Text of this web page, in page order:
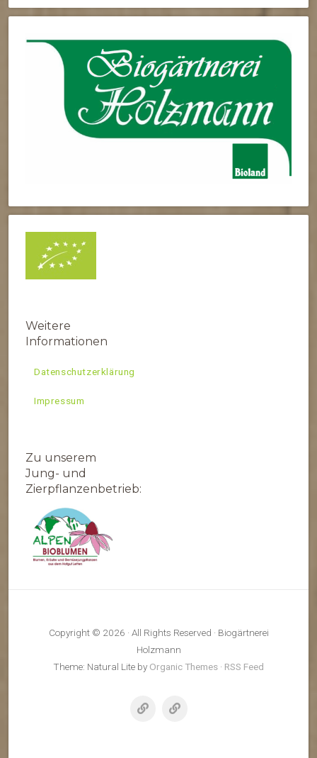
Weitere
Informationen
Datenschutzerklärung
Impressum
Zu unserem
Jung- und
Zierpflanzenbetrieb:
Copyright © 2026 · All Rights Reserved · Biogärtnerei
Holzmann
Theme: Natural Lite by Organic Themes · RSS Feed